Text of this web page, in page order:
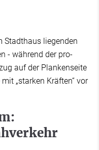
Stadthaus liegenden
- während der pro-
auf der Plankenseite
„starken Kräften“ vor